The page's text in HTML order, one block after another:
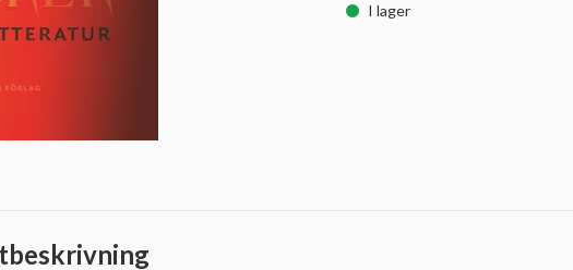
I lager